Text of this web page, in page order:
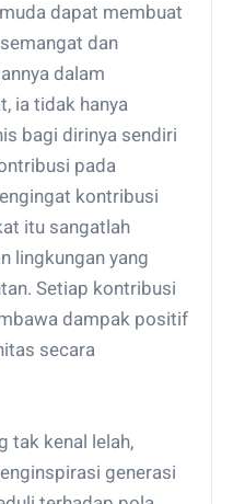
dapat membuat
dan
dalam
ia tidak hanya
bagi dirinya sendiri
pada
kontribusi
itu sangatlah
lingkungan yang
Setiap kontribusi
dampak positif
secara
tak kenal lelah,
generasi